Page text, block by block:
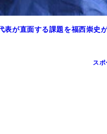
表が直面する課題を福西崇史
スポ